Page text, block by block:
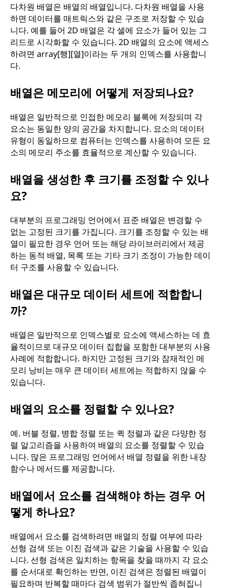
다차원 배열은 배열의 배열입니다. 다차원 배열을 사용
하면 데이터를 매트릭스와 같은 구조로 저장할 수 있습
니다. 예를 들어 2D 배열은 각 셀에 요소가 들어 있는 그
리드로 시각화할 수 있습니다. 2D 배열의 요소에 액세스
하려면 array[행][열]이라는 두 개의 인덱스를 사용합니
다.
배열은 메모리에 어떻게 저장되나요?
배열은 일반적으로 인접한 메모리 블록에 저장되며 각
요소는 동일한 양의 공간을 차지합니다. 요소의 데이터
유형이 동일하므로 컴퓨터는 인덱스를 사용하여 모든 요
소의 메모리 주소를 효율적으로 계산할 수 있습니다.
배열을 생성한 후 크기를 조정할 수 있나
요?
대부분의 프로그래밍 언어에서 표준 배열은 변경할 수
없는 고정된 크기를 가집니다. 크기를 조정할 수 있는 배
열이 필요한 경우 언어 또는 해당 라이브러리에서 제공
하는 동적 배열, 목록 또는 기타 크기 조정이 가능한 데이
터 구조를 사용할 수 있습니다.
배열은 대규모 데이터 세트에 적합합니
까?
배열은 일반적으로 인덱스별로 요소에 액세스하는 데 효
율적이므로 대규모 데이터 집합을 포함한 대부분의 사용
사례에 적합합니다. 하지만 고정된 크기와 잠재적인 메
모리 낭비는 매우 큰 데이터 세트에는 적합하지 않을 수
있습니다.
배열의 요소를 정렬할 수 있나요?
예. 버블 정렬, 병합 정렬 또는 퀵 정렬과 같은 다양한 정
렬 알고리즘을 사용하여 배열의 요소를 정렬할 수 있습
니다. 많은 프로그래밍 언어에서 배열 정렬을 위한 내장
함수나 메서드를 제공합니다.
배열에서 요소를 검색해야 하는 경우 어
떻게 하나요?
배열에서 요소를 검색하려면 배열의 정렬 여부에 따라
선형 검색 또는 이진 검색과 같은 기술을 사용할 수 있습
니다. 선형 검색은 일치하는 항목을 찾을 때까지 각 요소
를 순서대로 확인하는 반면, 이진 검색은 정렬된 배열이
필요하며 반복할 때마다 검색 범위가 절반씩 좁혀집니